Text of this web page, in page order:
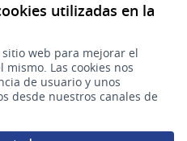
utilizadas en la
web para mejorar el
Las cookies nos
de usuario y unos
desde nuestros canales de
externo)
Oriental del Uruguay